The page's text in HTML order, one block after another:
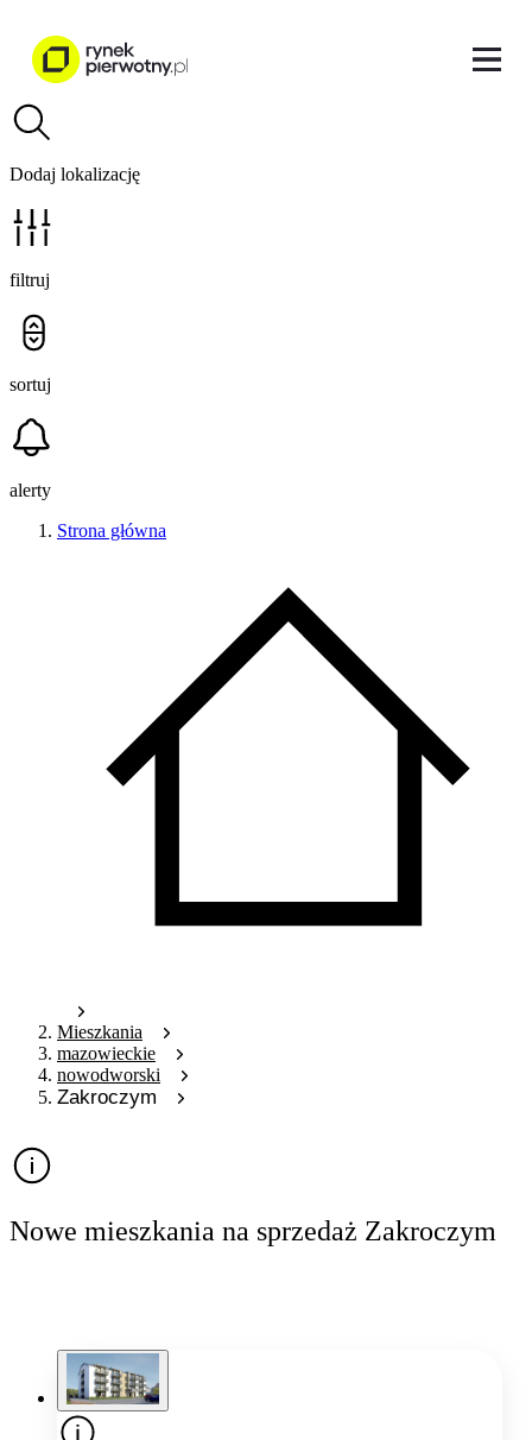
Dodaj lokalizację
filtruj
sortuj
alerty
Strona główna
Mieszkania
mazowieckie
nowodworski
Zakroczym
Nowe mieszkania na sprzedaż Zakroczym